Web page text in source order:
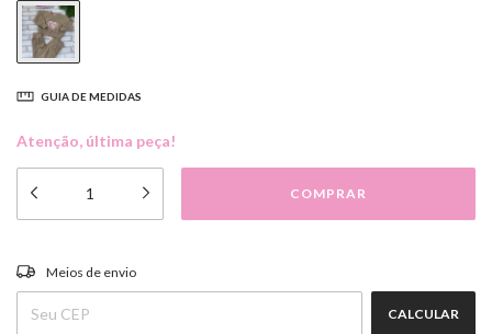
GUIA DE MEDIDAS
Atenção, última peça!
Entregas para o CEP:
Meios de envio
CALCULAR